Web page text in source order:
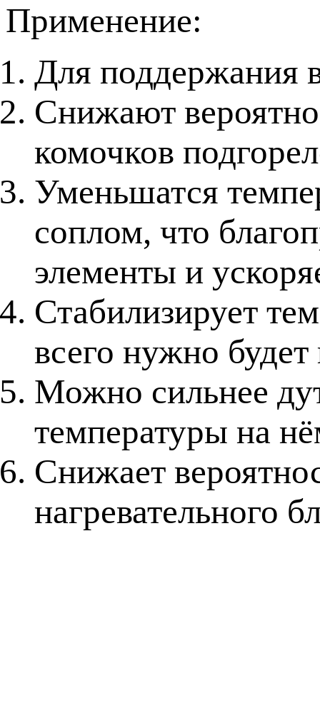
Применение:
Для поддержания
Снижают
комочков
Уменьшатся
соплом, что
элементы и
Стабилизирует
всего нужно
Можно сильнее
температуры на
Снижает
нагревательного